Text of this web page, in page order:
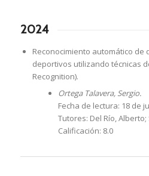
2024
Reconocimiento automático de
deportivos utilizando técnicas
Recognition).
Ortega Talavera, Sergio.
Fecha de lectura: 18 de
Tutores: Del Río, Alberto;
Calificación: 8.0